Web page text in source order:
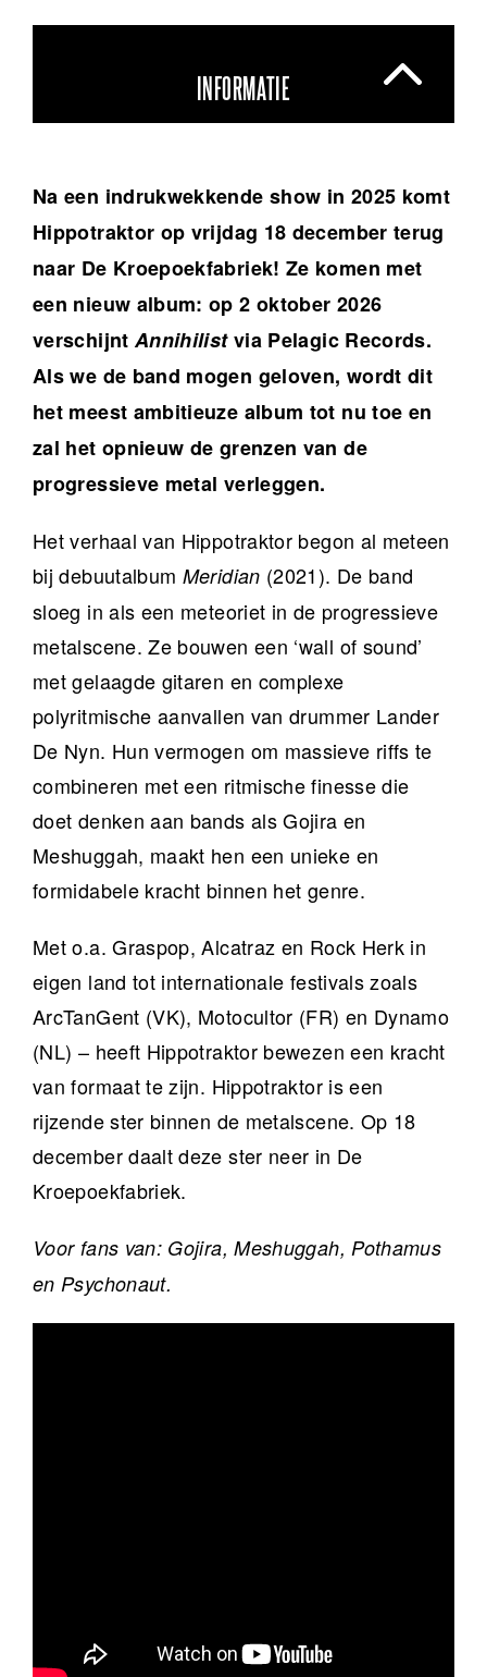
INFORMATIE
Na een indrukwekkende show in 2025 komt
Hippotraktor op vrijdag 18 december terug
naar De Kroepoekfabriek! Ze komen met
een nieuw album: op 2 oktober 2026
verschijnt Annihilistvia Pelagic Records.
Als we de band mogen geloven, wordt dit
het meest ambitieuze album tot nu toe en
zal het opnieuw de grenzen van de
progressieve metal verleggen.
Het verhaal van Hippotraktor begon al meteen
bij debuutalbum Meridian (2021). De band
sloeg in als een meteoriet in de progressieve
metalscene. Ze bouwen een ‘wall of sound’
met gelaagde gitaren en complexe
polyritmische aanvallen van drummer Lander
De Nyn. Hun vermogen om massieve riffs te
combineren met een ritmische finesse die
doet denken aan bands als Gojira en
Meshuggah, maakt hen een unieke en
formidabele kracht binnen het genre.
Met o.a. Graspop, Alcatraz en Rock Herk in
eigen land tot internationale festivals zoals
ArcTanGent (VK), Motocultor (FR) en Dynamo
(NL) – heeft Hippotraktor bewezen een kracht
van formaat te zijn. Hippotraktor is een
rijzende ster binnen de metalscene. Op 18
december daalt deze ster neer in De
Kroepoekfabriek.
Voor fans van: Gojira, Meshuggah, Pothamus
en Psychonaut.